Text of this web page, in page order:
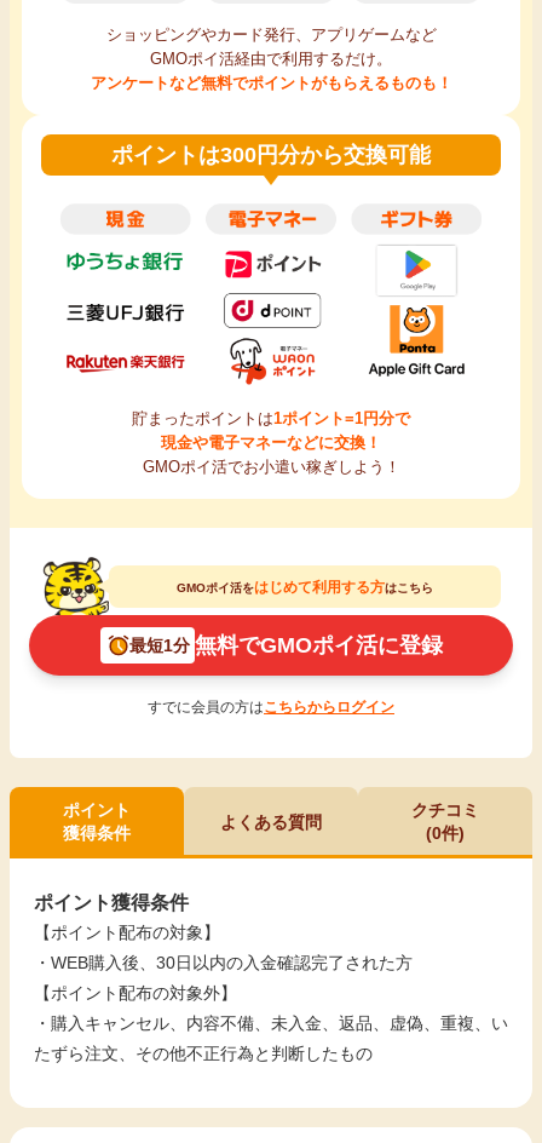
ショッピングやカード発行、アプリゲームなど
GMOポイ活経由で利用するだけ。
アンケートなど無料でポイントがもらえるものも！
ポイントは300円分から交換可能
貯まったポイントは1ポイント=1円分で
現金や電子マネーなどに交換！
GMOポイ活でお小遣い稼ぎしよう！
GMOポイ活をはじめて利用する方はこちら
最短1分 無料でGMOポイ活に登録
すでに会員の方はこちらからログイン
ポイント
獲得条件
よくある質問
クチコミ
(0件)
ポイント獲得条件
【ポイント配布の対象】
・WEB購入後、30日以内の入金確認完了された方
【ポイント配布の対象外】
・購入キャンセル、内容不備、未入金、返品、虚偽、重複、い
たずら注文、その他不正行為と判断したもの